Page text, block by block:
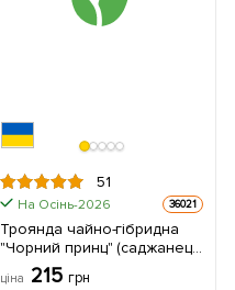
51
На Осінь-2026 36021
Троянда чайно-гібридна
"Чорний принц" (саджанець
класу АА +) вищий сорт 1 шт
в упаковці
ціна 215 грн